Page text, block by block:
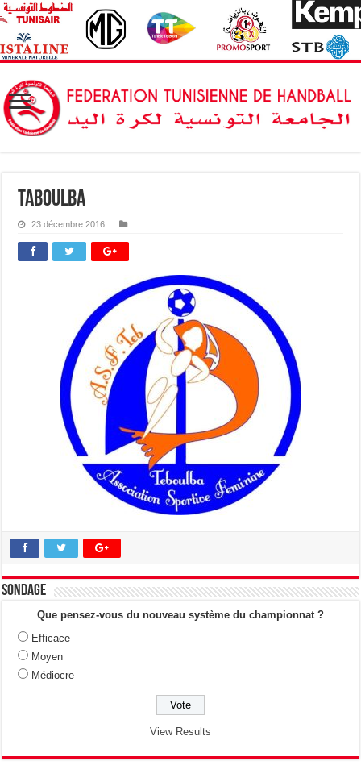
taboulba
23 décembre 2016
Sondage
Que pensez-vous du nouveau système du championnat ?
Efficace
Moyen
Médiocre
View Results